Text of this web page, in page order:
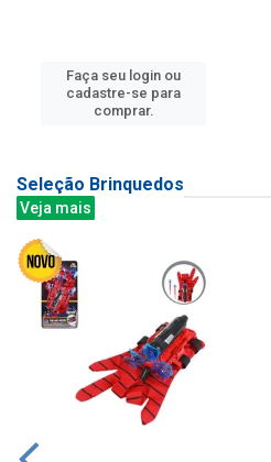
Faça seu login ou
cadastre-se para
comprar.
Seleção Brinquedos
Veja mais